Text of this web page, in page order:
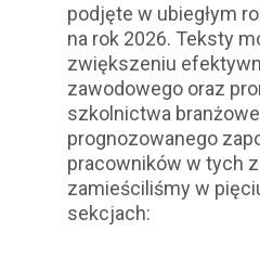
podjęte w ubiegłym
na rok 2026. Teksty
zwiększeniu
zawodowego oraz
szkolnictwa
prognozowanego
pracowników w tych
zamieściliśmy w
sekcjach: